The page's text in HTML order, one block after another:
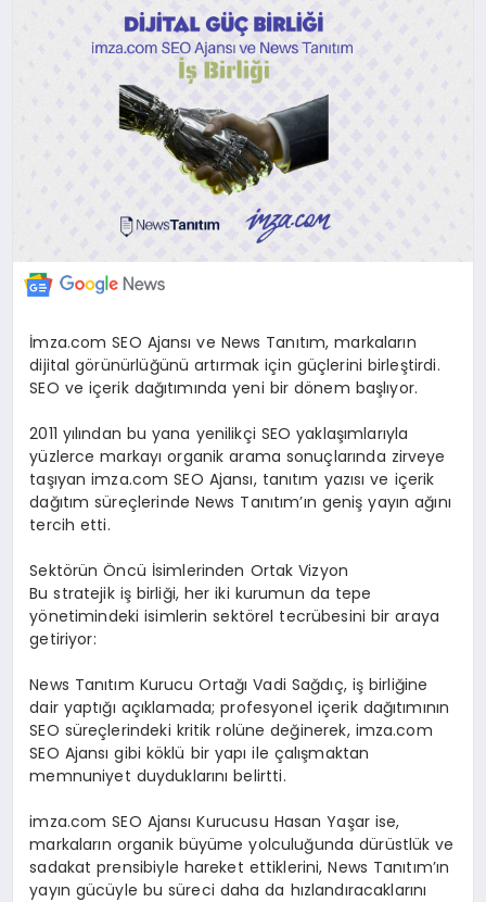
İmza.com SEO Ajansı ve News Tanıtım, markaların
dijital görünürlüğünü artırmak için güçlerini birleştirdi.
SEO ve içerik dağıtımında yeni bir dönem başlıyor.
2011 yılından bu yana yenilikçi SEO yaklaşımlarıyla
yüzlerce markayı organik arama sonuçlarında zirveye
taşıyan imza.com SEO Ajansı, tanıtım yazısı ve içerik
dağıtım süreçlerinde News Tanıtım’ın geniş yayın ağını
tercih etti.
Sektörün Öncü İsimlerinden Ortak Vizyon
Bu stratejik iş birliği, her iki kurumun da tepe
yönetimindeki isimlerin sektörel tecrübesini bir araya
getiriyor:
News Tanıtım Kurucu Ortağı Vadi Sağdıç, iş birliğine
dair yaptığı açıklamada; profesyonel içerik dağıtımının
SEO süreçlerindeki kritik rolüne değinerek, imza.com
SEO Ajansı gibi köklü bir yapı ile çalışmaktan
memnuniyet duyduklarını belirtti.
imza.com SEO Ajansı Kurucusu Hasan Yaşar ise,
markaların organik büyüme yolculuğunda dürüstlük ve
sadakat prensibiyle hareket ettiklerini, News Tanıtım’ın
yayın gücüyle bu süreci daha da hızlandıracaklarını